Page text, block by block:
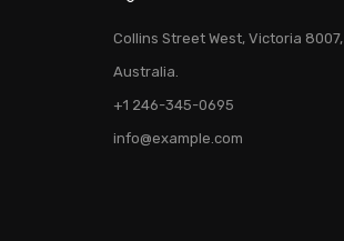
Collins Street West, Victoria 8007,
Australia.
+1 246-345-0695
info@example.com